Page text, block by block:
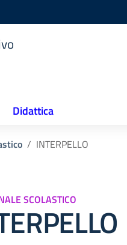
Didattica
INTERPELLO
SCOLASTICO